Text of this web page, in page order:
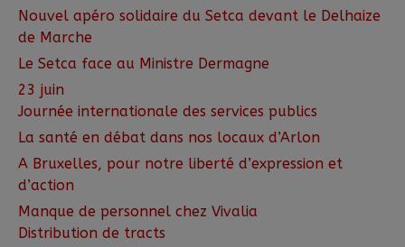
Nouvel apéro solidaire du Setca devant le Delhaize
de Marche
Le Setca face au Ministre Dermagne
23 juin
Journée internationale des services publics
La santé en débat dans nos locaux d’Arlon
A Bruxelles, pour notre liberté d’expression et
d’action
Manque de personnel chez Vivalia
Distribution de tracts